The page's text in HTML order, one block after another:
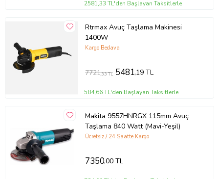
2581,33 TL'den Başlayan Taksitlerle
Rtrmax Avuç Taşlama Makinesi
1400W
Kargo Bedava
7721,33 TL 5481,19 TL
584,66 TL'den Başlayan Taksitlerle
Makita 9557HNRGX 115mm Avuç
Taşlama 840 Watt (Mavi-Yeşil)
Ücretsiz / 24 Saatte Kargo
7350,00 TL